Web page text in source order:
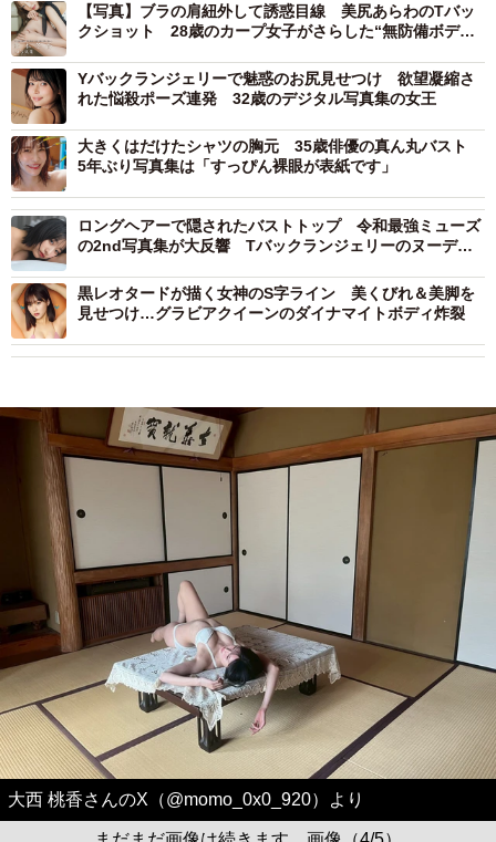
【写真】ブラの肩紐外して誘惑目線 美尻あらわのTバッ
クショット 28歳のカープ女子がさらした“無防備ボデ
Yバックランジェリーで魅惑のお尻見せつけ 欲望凝縮さ
れた悩殺ポーズ連発 32歳のデジタル写真集の女王
大きくはだけたシャツの胸元 35歳俳優の真ん丸バスト
5年ぶり写真集は「すっぴん裸眼が表紙です」
ロングヘアーで隠されたバストトップ 令和最強ミューズ
の2nd写真集が大反響 Tバックランジェリーのヌーディ
黒レオタードが描く女神のS字ライン 美くびれ＆美脚を
見せつけ…グラビアクイーンのダイナマイトボディ炸裂
大西 桃香さんのX（@momo_0x0_920）より